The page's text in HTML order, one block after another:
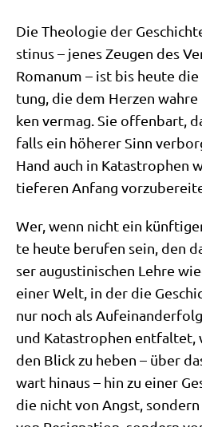
Die Theo­lo­gie der
sti­nus – jenes Zeu­gen des
Roma­num – ist bis heu­te
tung, die dem Her­zen
ken ver­mag. Sie offen­bart,
falls ein höhe­rer Sinn
Hand auch in Kata­stro­phen
tie­fe­ren Anfang
Wer, wenn nicht ein
te heu­te beru­fen sein, den
ser augu­sti­ni­schen Leh­re
einer Welt, in der die
nur noch als
und Kata­stro­phen ent­fal­tet,
den Blick zu heben – über
wart hin­aus – hin zu einer
die nicht von Angst,